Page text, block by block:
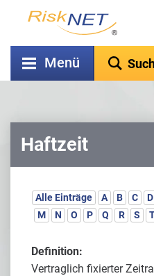
Menü
Haftzeit
Alle Einträge A B C D
M
N O P Q R S
Definition:
Vertraglich fixierter